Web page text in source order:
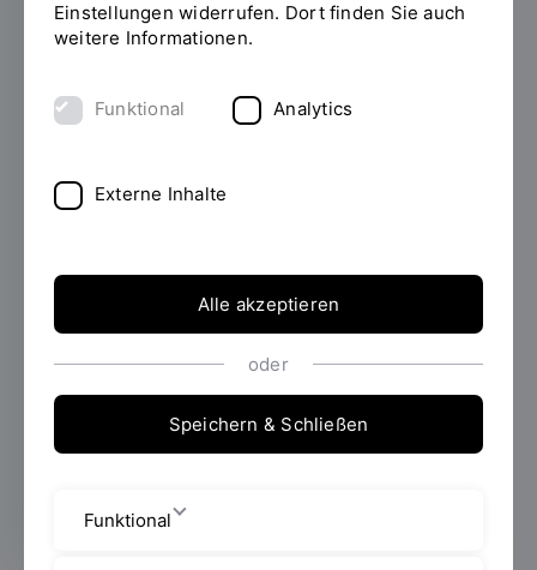
Auftaktveranstaltung
des Treffpunkts
Hochschule an der
OTH Regensburg
IHK Regensburg für Oberpfalz/Kelheim an
die OTH Regensburg eingeladen. Rund 50
Region waren am 28.01.2025 gekommen,
wie können KMU davon profitieren?“ zu
Einstellungen widerrufen. Dort finden Sie auch
weitere Informationen.
Funktional Analytics
Externe Inhalte
Alle akzeptieren
oder
Speichern & Schließen
Funktional